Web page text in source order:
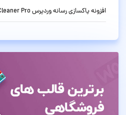
افزونه پاکسازی رسانه وردپرس Media Cleaner Pro نسخه 7.0.8